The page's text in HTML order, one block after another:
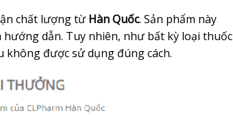
chất lượng từ Hàn Quốc. Sản phẩm này
dẫn. Tuy nhiên, như bất kỳ loại thuốc
không được sử dụng đúng cách.